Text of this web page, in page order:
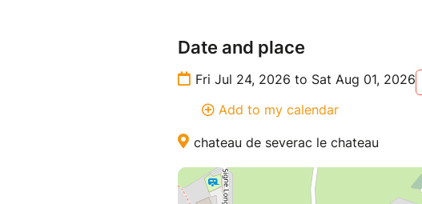
Date and place
Fri Jul 24, 2026 to Sat Aug 01, 2026
Add to my calendar
chateau de severac le chateau